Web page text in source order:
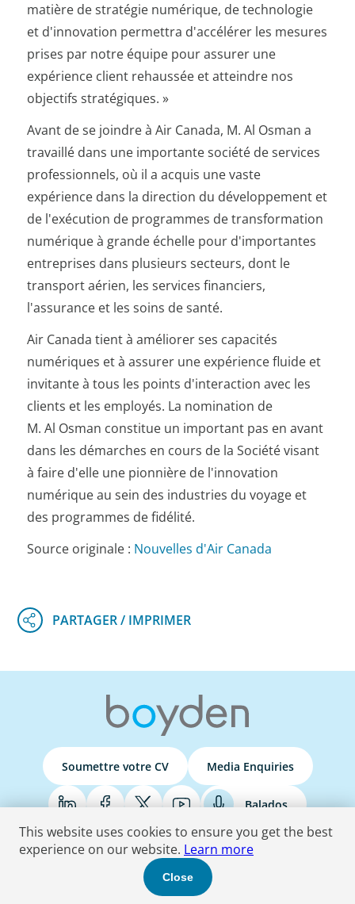
matière de stratégie numérique, de technologie
et d'innovation permettra d'accélérer les mesures
prises par notre équipe pour assurer une
expérience client rehaussée et atteindre nos
objectifs stratégiques. »
Avant de se joindre à Air Canada, M. Al Osman a
travaillé dans une importante société de services
professionnels, où il a acquis une vaste
expérience dans la direction du développement et
de l'exécution de programmes de transformation
numérique à grande échelle pour d'importantes
entreprises dans plusieurs secteurs, dont le
transport aérien, les services financiers,
l'assurance et les soins de santé.
Air Canada tient à améliorer ses capacités
numériques et à assurer une expérience fluide et
invitante à tous les points d'interaction avec les
clients et les employés. La nomination de
M. Al Osman constitue un important pas en avant
dans les démarches en cours de la Société visant
à faire d'elle une pionnière de l'innovation
numérique au sein des industries du voyage et
des programmes de fidélité.
Source originale : Nouvelles d'Air Canada
Soumettre votre CV Media Enquiries
Balados
. Tous les droits sont réservés.
Terms & Conditions Privacy Policy Do Not Sell Accessibility Statement
This website uses cookies to ensure you get the best
experience on our website. Learn more
Close